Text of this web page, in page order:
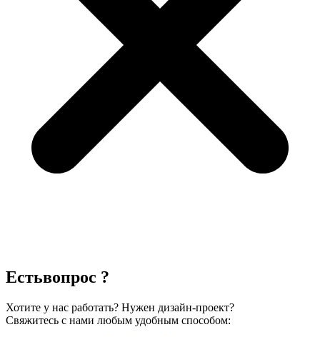
Естьвопрос ?
Хотите у нас работать? Нужен дизайн-проект?
Свяжитесь с нами любым удобным способом: